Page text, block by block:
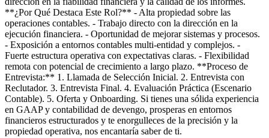
**¿Por Qué Destaca Este Rol?** - Alta propiedad sobre las
operaciones contables. - Trabajo directo con la dirección en la
ejecución financiera. - Oportunidad de mejorar sistemas y procesos.
- Exposición a entornos contables multi-entidad y complejos. -
Fuerte estructura operativa con expectativas claras. - Flexibilidad
remota con potencial de crecimiento a largo plazo. **Proceso de
Entrevista:** 1. Llamada de Selección Inicial. 2. Entrevista con
Reclutador. 3. Entrevista Final. 4. Evaluación Práctica (Escenario
Contable). 5. Oferta y Onboarding. Si tienes una sólida experiencia
en GAAP y contabilidad de devengo, prosperas en entornos
financieros estructurados y te enorgulleces de la precisión y la
propiedad operativa, nos encantaría saber de ti.